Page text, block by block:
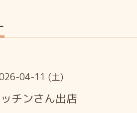
04-11 (土)
チンさん出店